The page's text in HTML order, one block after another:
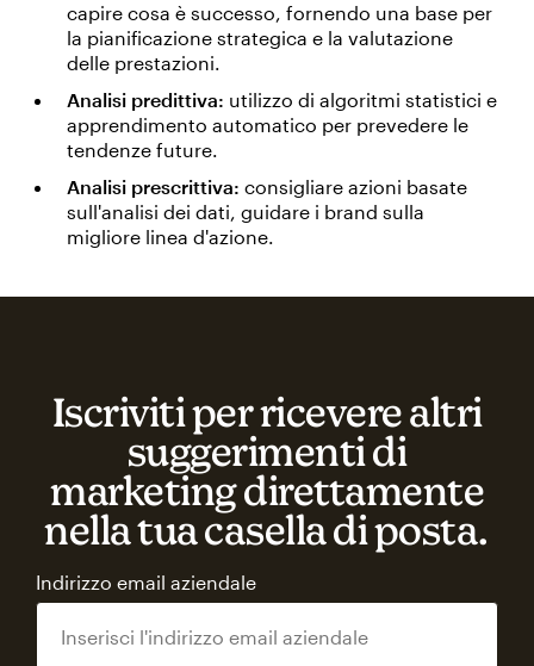
capire cosa è successo, fornendo una base per
la pianificazione strategica e la valutazione
delle prestazioni.
Analisi predittiva: utilizzo di algoritmi statistici e
apprendimento automatico per prevedere le
tendenze future.
Analisi prescrittiva: consigliare azioni basate
sull'analisi dei dati, guidare i brand sulla
migliore linea d'azione.
Iscriviti per ricevere altri
suggerimenti di
marketing direttamente
nella tua casella di posta.
Indirizzo email aziendale